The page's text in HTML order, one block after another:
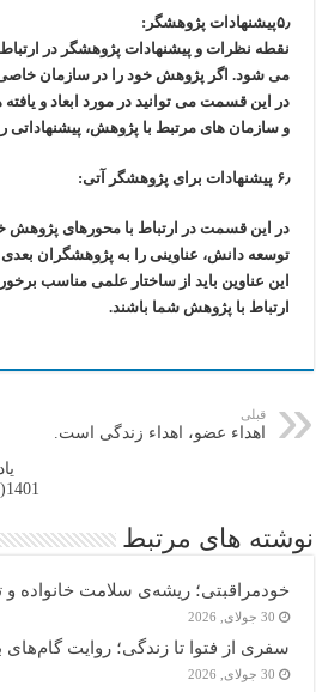
۵٫پیشنهادات پژوهشگر:
نقطه نظرات و پیشنهادات پژوهشگر در
می شود. اگر پژوهش خود را در سازمان خاصی
در این قسمت می توانید در مورد ابعاد و
و سازمان های مرتبط با پژوهش، پیشنهاداتی
۶٫ پیشنهادات برای پژوهشگر آتی:
در این قسمت در ارتباط با محورهای پژوهش
توسعه دانش، عناوینی را به پژوهشگران بعدی
این عناوین باید از ساختار علمی مناسب
ارتباط با پژوهش شما باشند.
قبلی
اهداء عضو، اهداء زندگی است.
1401(هر هفته تکمیل می شود)
نوشته های مرتبط
خودمراقبتی؛ ریشه‌ی سلامت خانواده و
30 جولای, 2026
سفری از فتوا تا زندگی؛ روایت گام‌های
30 جولای, 2026